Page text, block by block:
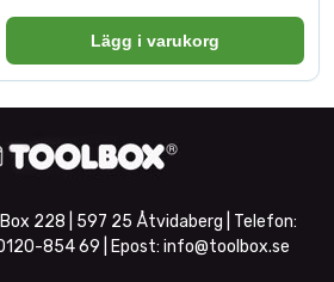
Lägg i varukorg
228 | 597 25 Åtvidaberg | Telefon:
854 69 | Epost: info@toolbox.se